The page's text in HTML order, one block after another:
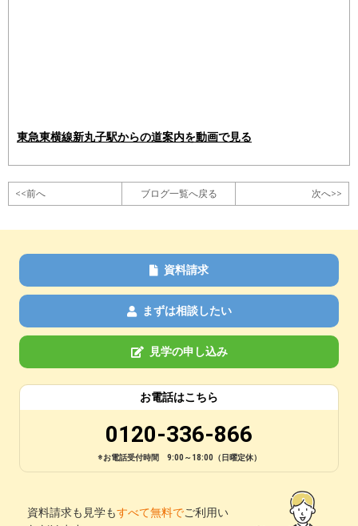
東急東横線新丸子駅からの道案内を動画で見る
<<前へ ブログ一覧へ戻る 次へ>>
資料請求
まずは相談したい
見学の申し込み
お電話はこちら
0120-336-866
※お電話受付時間 9:00～18:00（日曜定休）
資料請求も見学もすべて無料でご利用い